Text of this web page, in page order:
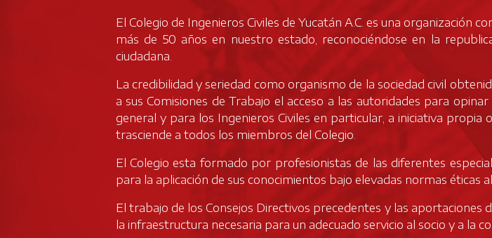
El Colegio de Ingenieros Civiles de Yucatán A.C. es una organización
más de 50 años en nuestro estado, reconociéndose en la
ciudadana.
La credibilidad y seriedad como organismo de la sociedad civil
a sus Comisiones de Trabajo el acceso a las autoridades para
general y para los Ingenieros Civiles en particular, a iniciativa propia
trasciende a todos los miembros del Colegio.
El Colegio esta formado por profesionistas de las diferentes
para la aplicación de sus conocimientos bajo elevadas normas éticas
El trabajo de los Consejos Directivos precedentes y las
la infraestructura necesaria para un adecuado servicio al socio y a la